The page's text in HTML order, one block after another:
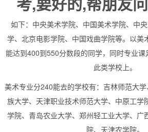
如下：中央美术学院、中国美术学院、中
学、北京电影学院、中国戏曲学院等。以美
能达到400到550分数段的同学，同时专业
此类学校上。
美术专业分240能去的学校有：吉林师范大
族大学、天津职业技术师范大学、中原工学
学院、青岛农业大学、郑州轻工业大学、广
院、天津农学院。